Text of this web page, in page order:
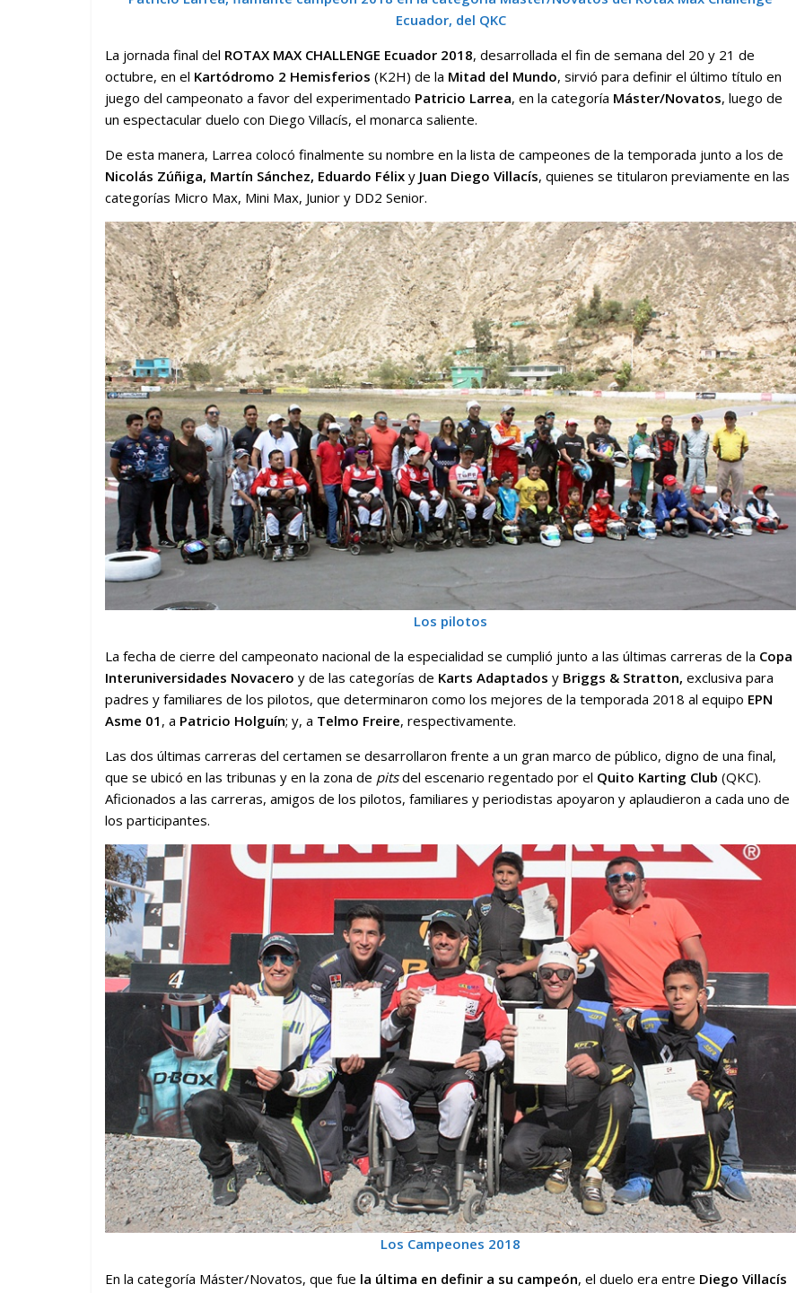
Ecuador, del QKC
La jornada final del ROTAX MAX CHALLENGE Ecuador 2018, desarrollada el fin de semana del 20 y 21 de
octubre, en el Kartódromo 2 Hemisferios (K2H) de la Mitad del Mundo, sirvió para definir el último título en
juego del campeonato a favor del experimentado Patricio Larrea, en la categoría Máster/Novatos, luego de
un espectacular duelo con Diego Villacís, el monarca saliente.
De esta manera, Larrea colocó finalmente su nombre en la lista de campeones de la temporada junto a los de
Nicolás Zúñiga, Martín Sánchez, Eduardo Félix y Juan Diego Villacís, quienes se titularon previamente en las
categorías Micro Max, Mini Max, Junior y DD2 Senior.
Los pilotos
La fecha de cierre del campeonato nacional de la especialidad se cumplió junto a las últimas carreras de la Copa
Interuniversidades Novacero y de las categorías de Karts Adaptados y Briggs & Stratton, exclusiva para
padres y familiares de los pilotos, que determinaron como los mejores de la temporada 2018 al equipo EPN
Asme 01 , a Patricio Holguín; y, a Telmo Freire, respectivamente.
Las dos últimas carreras del certamen se desarrollaron frente a un gran marco de público, digno de una final,
que se ubicó en las tribunas y en la zona de pitsdel escenario regentado por el Quito Karting Club (QKC).
Aficionados a las carreras, amigos de los pilotos, familiares y periodistas apoyaron y aplaudieron a cada uno de
los participantes.
Los Campeones 2018
En la categoría Máster/Novatos, que fue la última en definir a su campeón, el duelo era entre Diego Villacís